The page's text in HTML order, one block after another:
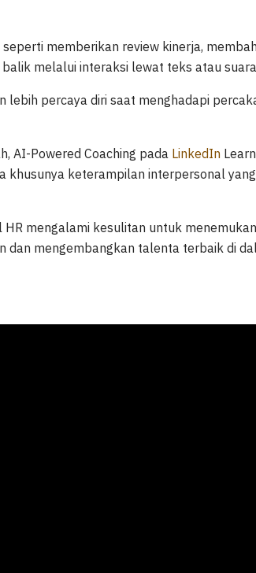
memberikan review kinerja,
melalui interaksi lewat teks atau
lebih percaya diri saat menghadapi
AI-Powered Coaching pada LinkedIn
keterampilan interpersonal yang
mengalami kesulitan untuk
dan mengembangkan talenta terbaik di